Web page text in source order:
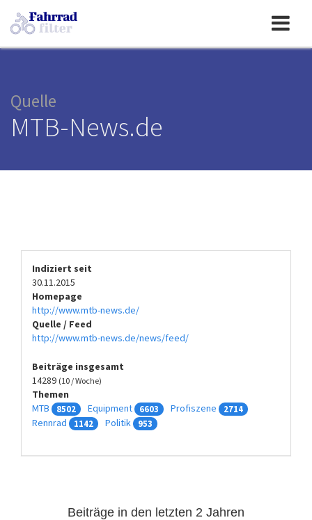
Toggle
navigation
Quelle
MTB-News.de
Indiziert seit
30.11.2015
Homepage
http://www.mtb-news.de/
Quelle / Feed
http://www.mtb-news.de/news/feed/
Beiträge insgesamt
14289 (10 / Woche)
Themen
MTB
8502 Equipment 6603 Profiszene 2714
Rennrad 1142 Politik 953
Beiträge in den letzten 2 Jahren